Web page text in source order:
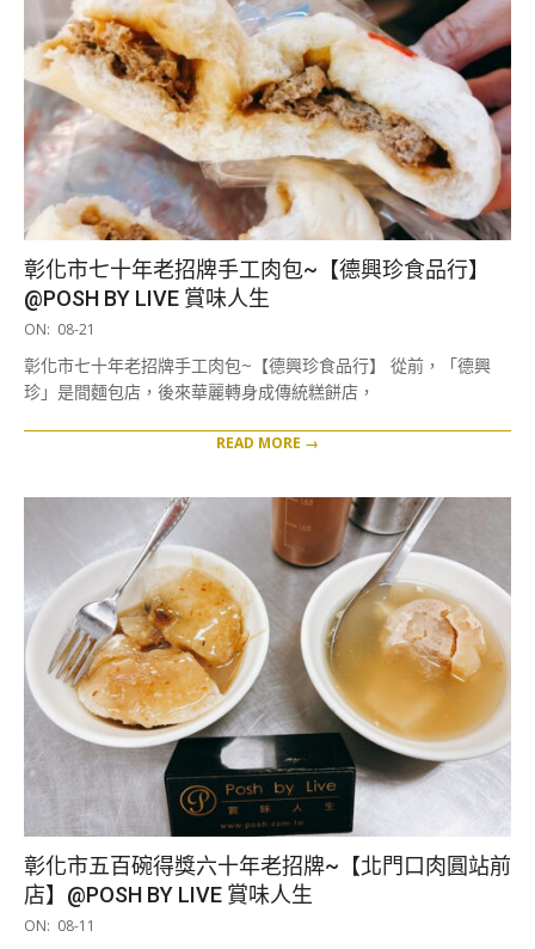
彰化市七十年老招牌手工肉包~【德興珍食品行】
@POSH BY LIVE 賞味人生
2025-
21
ON: 08-21
彰化市七十年老招牌手工肉包~【德興珍食品行】 從前，「德興
珍」是間麵包店，後來華麗轉身成傳統糕餅店，
READ MORE →
彰化市五百碗得獎六十年老招牌~【北門口肉圓站前
店】@POSH BY LIVE 賞味人生
2025-
ON: 08-11